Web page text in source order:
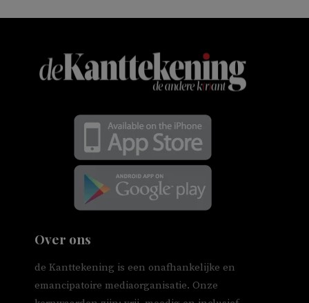
Over ons
de Kanttekening is een onafhankelijke en
emancipatoire mediaorganisatie. Onze